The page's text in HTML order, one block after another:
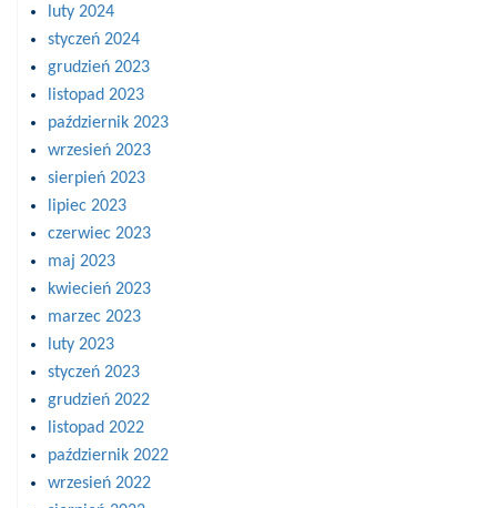
luty 2024
styczeń 2024
grudzień 2023
listopad 2023
październik 2023
wrzesień 2023
sierpień 2023
lipiec 2023
czerwiec 2023
maj 2023
kwiecień 2023
marzec 2023
luty 2023
styczeń 2023
grudzień 2022
listopad 2022
październik 2022
wrzesień 2022